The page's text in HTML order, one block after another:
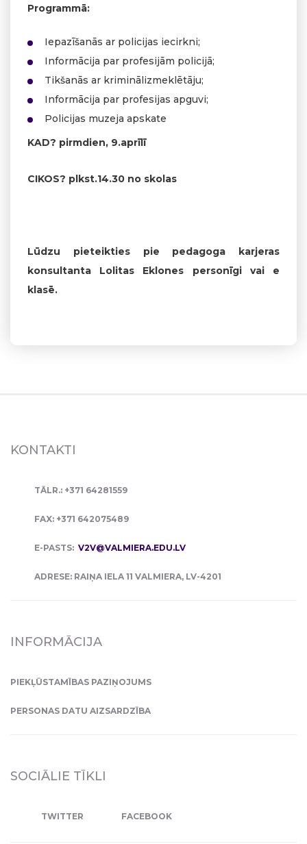
Programmā:
Iepazīšanās ar policijas iecirkni;
Informācija par profesijām policijā;
Tikšanās ar kriminālizmeklētāju;
Informācija par profesijas apguvi;
Policijas muzeja apskate
KAD? pirmdien, 9.aprīlī
CIKOS? plkst.14.30 no skolas
Lūdzu pieteikties pie pedagoga karjeras
konsultanta Lolitas Eklones personīgi vai e
klasē.
KONTAKTI
TĀLR.: +371 64281559
FAX: +371 642075489
E-PASTS: V2V@VALMIERA.EDU.LV
ADRESE: RAIŅA IELA 11 VALMIERA, LV-4201
INFORMĀCIJA
PIEKĻŪSTAMĪBAS PAZIŅOJUMS
PERSONAS DATU AIZSARDZĪBA
SOCIĀLIE TĪKLI
TWITTER FACEBOOK